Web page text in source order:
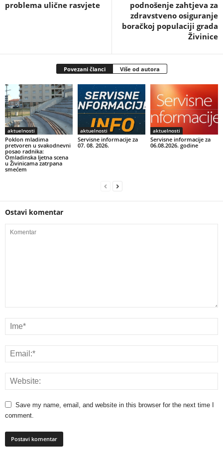
problema ulične rasvjete
podnošenje zahtjeva za
zdravstveno osiguranje
boračkoj populaciji grada
Živinice
Povezani članci Više od autora
aktuelnosti
Poklon mladima
pretvoren u svakodnevni
posao radnika:
Omladinska ljetna scena
u Živinicama zatrpana
smećem
aktuelnosti
Servisne informacije za
07. 08. 2026.
aktuelnosti
Servisne informacije za
06.08.2026. godine
Ostavi komentar
Save my name, email, and website in this browser for the next time I
comment.